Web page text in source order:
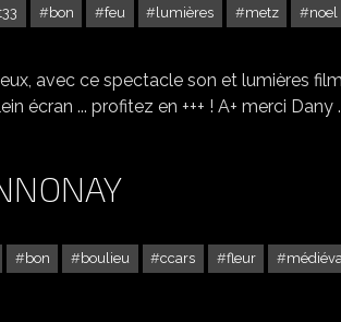
bon feu lumières metz noel
avec ce spectacle son et lumières
écran ... profitez en +++ ! A+ merci Dany
bon boulieu ccars fleur